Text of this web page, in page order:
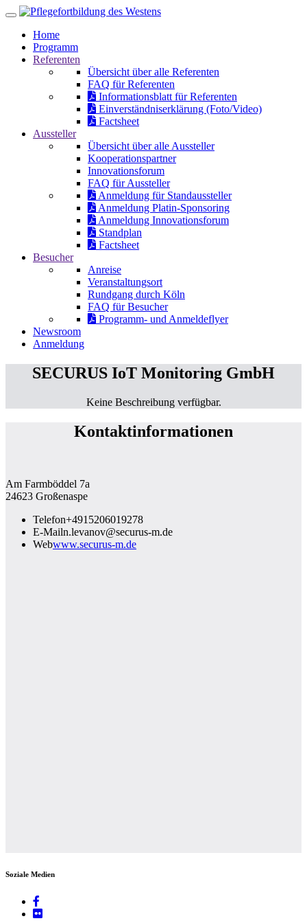
Home
Programm
Referenten
Übersicht über alle Referenten
FAQ für Referenten
Informationsblatt für Referenten
Einverständniserklärung (Foto/Video)
Factsheet
Aussteller
Übersicht über alle Aussteller
Kooperationspartner
Innovationsforum
FAQ für Aussteller
Anmeldung für Standaussteller
Anmeldung Platin-Sponsoring
Anmeldung Innovationsforum
Standplan
Factsheet
Besucher
Anreise
Veranstaltungsort
Rundgang durch Köln
FAQ für Besucher
Programm- und Anmeldeflyer
Newsroom
Anmeldung
SECURUS IoT Monitoring GmbH
Keine Beschreibung verfügbar.
Kontaktinformationen
Am Farmböddel 7a
24623 Großenaspe
Telefon+4915206019278
E-Mailn.levanov@securus-m.de
Webwww.securus-m.de
Soziale Medien